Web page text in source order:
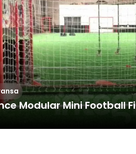
Modular Mini Football
service at international
Ziyaret
Bu tür
üzerinde
İnternet
işleyiş
Ziyaretçi
mesajı